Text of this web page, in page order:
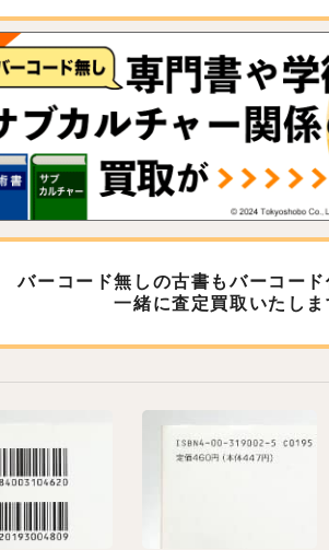
バーコード無しの古書もバーコード
一緒に査定買取いたしま